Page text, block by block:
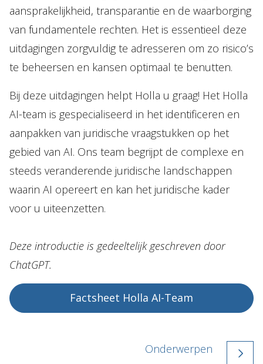
aansprakelijkheid, transparantie en de waarborging
van fundamentele rechten. Het is essentieel deze
uitdagingen zorgvuldig te adresseren om zo risico’s
te beheersen en kansen optimaal te benutten.
Bij deze uitdagingen helpt Holla u graag! Het Holla
AI-team is gespecialiseerd in het identificeren en
aanpakken van juridische vraagstukken op het
gebied van AI. Ons team begrijpt de complexe en
steeds veranderende juridische landschappen
waarin AI opereert en kan het juridische kader
voor u uiteenzetten.
Deze introductie is gedeeltelijk geschreven door
ChatGPT.
Factsheet Holla AI-Team
Onderwerpen